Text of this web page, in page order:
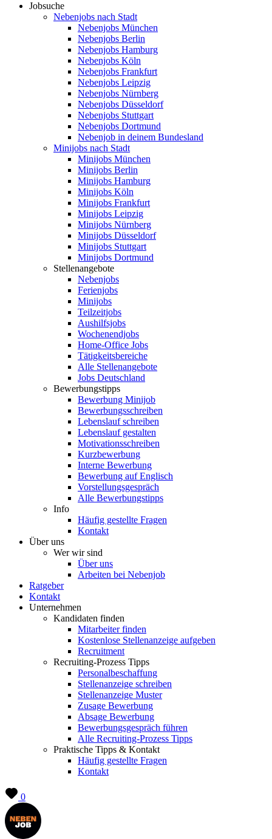
Jobsuche
Nebenjobs nach Stadt
Nebenjobs München
Nebenjobs Berlin
Nebenjobs Hamburg
Nebenjobs Köln
Nebenjobs Frankfurt
Nebenjobs Leipzig
Nebenjobs Nürnberg
Nebenjobs Düsseldorf
Nebenjobs Stuttgart
Nebenjobs Dortmund
Nebenjob in deinem Bundesland
Minijobs nach Stadt
Minijobs München
Minijobs Berlin
Minijobs Hamburg
Minijobs Köln
Minijobs Frankfurt
Minijobs Leipzig
Minijobs Nürnberg
Minijobs Düsseldorf
Minijobs Stuttgart
Minijobs Dortmund
Stellenangebote
Nebenjobs
Ferienjobs
Minijobs
Teilzeitjobs
Aushilfsjobs
Wochenendjobs
Home-Office Jobs
Tätigkeitsbereiche
Alle Stellenangebote
Jobs Deutschland
Bewerbungstipps
Bewerbung Minijob
Bewerbungsschreiben
Lebenslauf schreiben
Lebenslauf gestalten
Motivationsschreiben
Kurzbewerbung
Interne Bewerbung
Bewerbung auf Englisch
Vorstellungsgespräch
Alle Bewerbungstipps
Info
Häufig gestellte Fragen
Kontakt
Über uns
Wer wir sind
Über uns
Arbeiten bei Nebenjob
Ratgeber
Kontakt
Unternehmen
Kandidaten finden
Mitarbeiter finden
Kostenlose Stellenanzeige aufgeben
Recruitment
Recruiting-Prozess Tipps
Personalbeschaffung
Stellenanzeige schreiben
Stellenanzeige Muster
Zusage Bewerbung
Absage Bewerbung
Bewerbungsgespräch führen
Alle Recruiting-Prozess Tipps
Praktische Tipps & Kontakt
Häufig gestellte Fragen
Kontakt
0